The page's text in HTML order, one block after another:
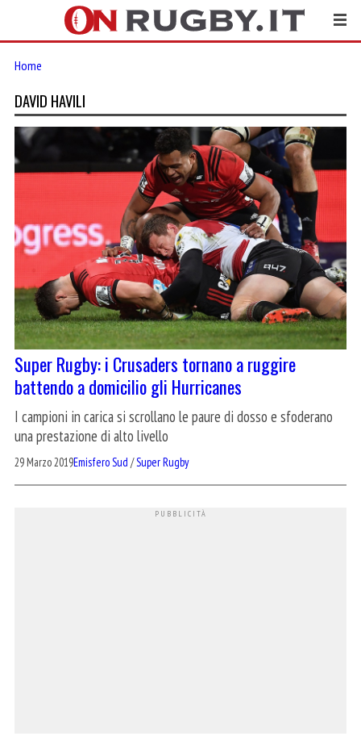
Home
DAVID HAVILI
Super Rugby: i Crusaders tornano a ruggire
battendo a domicilio gli Hurricanes
I campioni in carica si scrollano le paure di dosso e sfoderano
una prestazione di alto livello
29 Marzo 2019Emisfero Sud /Super Rugby